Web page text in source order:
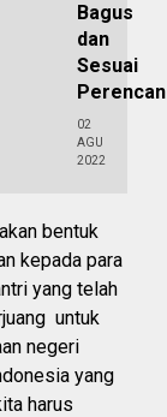
Bagus
dan
Sesuai
02
AGU
2022
bentuk
kepada para
yang telah
untuk
negeri
yang
harus